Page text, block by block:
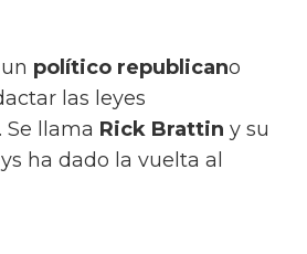
político republicano
las leyes
Se llama Rick Brattin y su
ha dado la vuelta al